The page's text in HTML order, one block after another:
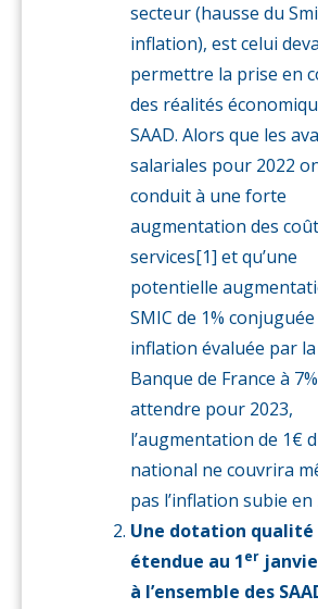
secteur (hausse du
inflation), est celui
permettre la prise en
des réalités
SAAD. Alors que les
salariales pour 2022
conduit à une forte
augmentation des
services[1] et qu’une
potentielle
SMIC de 1%
inflation évaluée par la
Banque de France à
attendre pour 2023,
l’augmentation de 1€
national ne couvrira
pas l’inflation subie en
Une dotation qualité
étendue au 1er
à l’ensemble des